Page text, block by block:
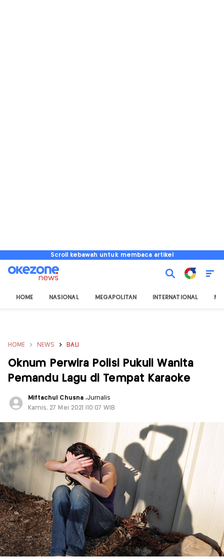
Scroll kebawah untuk membaca artikel
HOME NASIONAL MEGAPOLITAN INTERNATIONAL
HOME NEWS BALI
Oknum Perwira Polisi Pukuli Wanita
Pemandu Lagu di Tempat Karaoke
Miftachul Chusna ,Jurnalis
Kamis, 27 Mei 2021 |10:07 WIB